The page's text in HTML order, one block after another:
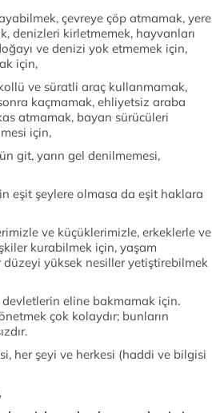
çevreye çöp atmamak, yere
denizleri kirletmemek, hayvanları
ve denizi yok etmemek için,
için,
ve süratli araç kullanmamak,
kaçmamak, ehliyetsiz araba
atmamak, bayan sürücüleri
için,
git, yarın gel denilmemesi,
eşit şeylere olmasa da eşit haklara
ve küçüklerimizle, erkeklerle ve
kurabilmek için, yaşam
düzeyi yüksek nesiller yetiştirebilmek
eline bakmamak için.
çok kolaydır; bunların
her şeyi ve herkesi (haddi ve bilgisi